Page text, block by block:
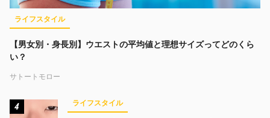
ライフスタイル
【男女別・身長別】ウエストの平均値と理想サイズってどのくら
い？
サトートモロー
4 ライフスタイル